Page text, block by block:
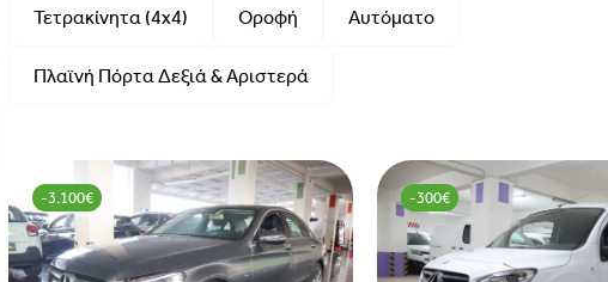
Τετρακίνητα (4x4) Οροφή Αυτόματο
Πλαϊνή Πόρτα Δεξιά & Αριστερά
-3.100€ -300€